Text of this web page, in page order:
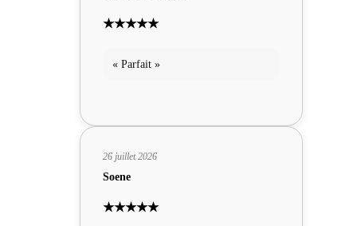
★★★★★
« Parfait »
26 juillet 2026
Soene
★★★★★